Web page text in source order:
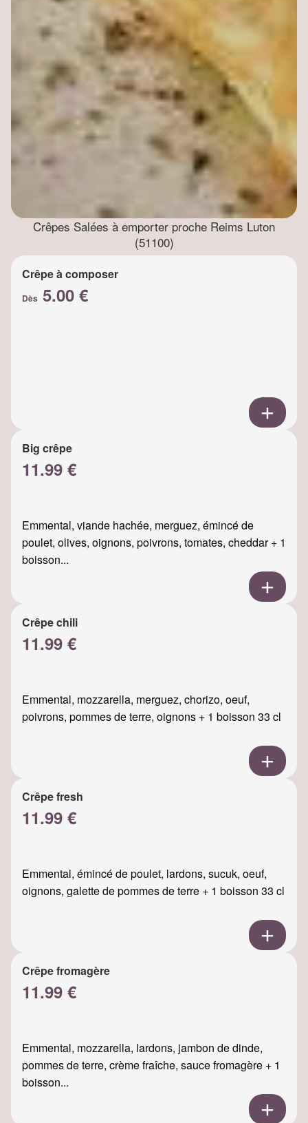
Crêpes Salées à emporter proche Reims Luton
(51100)
Crêpe à composer
Dès 5.00 €
Big crêpe
11.99 €
Emmental, viande hachée, merguez, émincé de
poulet, olives, oignons, poivrons, tomates, cheddar + 1
boisson...
Crêpe chili
11.99 €
Emmental, mozzarella, merguez, chorizo, oeuf,
poivrons, pommes de terre, oignons + 1 boisson 33 cl
Crêpe fresh
11.99 €
Emmental, émincé de poulet, lardons, sucuk, oeuf,
oignons, galette de pommes de terre + 1 boisson 33 cl
Crêpe fromagère
11.99 €
Emmental, mozzarella, lardons, jambon de dinde,
pommes de terre, crème fraîche, sauce fromagère + 1
boisson...